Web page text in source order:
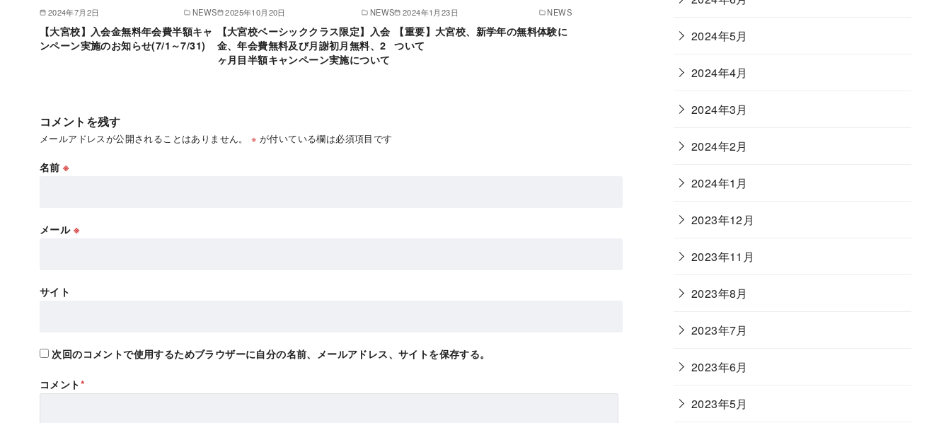
2024年7月2日 NEWS
【大宮校】入会金無料年会費半額キャ
ンペーン実施のお知らせ(7/1～7/31)
2025年10月20日 NEWS
【大宮校ベーシッククラス限定】入会
金、年会費無料及び月謝初月無料、2
ヶ月目半額キャンペーン実施について
2024年1月23日 NEWS
【重要】大宮校、新学年の無料体験に
ついて
コメントを残す
メールアドレスが公開されることはありません。 ※ が付いている欄は必須項目です
名前※
メール ※
サイト
次回のコメントで使用するためブラウザーに自分の名前、メールアドレス、サイトを保存する。
コメント*
2024年5月
2024年4月
2024年3月
2024年2月
2024年1月
2023年12月
2023年11月
2023年8月
2023年7月
2023年6月
2023年5月